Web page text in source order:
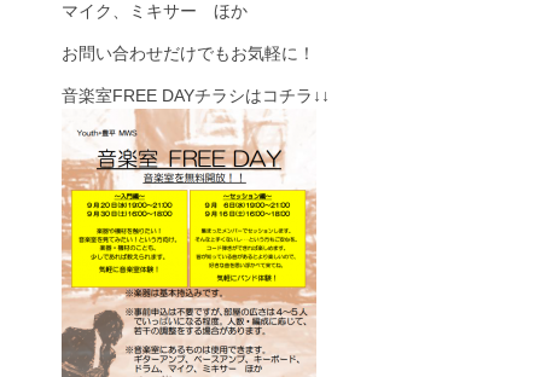
マイク、ミキサー ほか
お問い合わせだけでもお気軽に！
音楽室FREE DAYチラシはコチラ↓↓